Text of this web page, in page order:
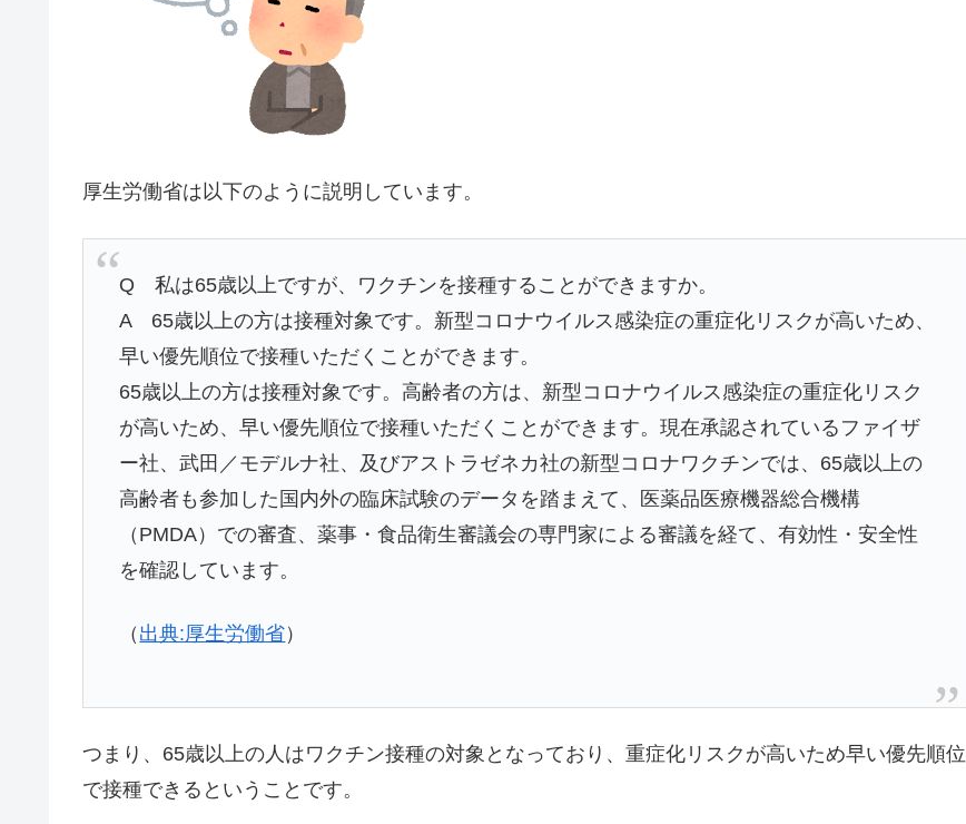
厚生労働省は以下のように説明しています。
Q 私は65歳以上ですが、ワクチンを接種することができますか。
A 65歳以上の方は接種対象です。新型コロナウイルス感染症の重症化リスクが高いため、
早い優先順位で接種いただくことができます。
65歳以上の方は接種対象です。高齢者の方は、新型コロナウイルス感染症の重症化リスク
が高いため、早い優先順位で接種いただくことができます。現在承認されているファイザ
ー社、武田／モデルナ社、及びアストラゼネカ社の新型コロナワクチンでは、65歳以上の
高齢者も参加した国内外の臨床試験のデータを踏まえて、医薬品医療機器総合機構
（PMDA）での審査、薬事・食品衛生審議会の専門家による審議を経て、有効性・安全性
を確認しています。
（ 出典:厚生労働省）
つまり、65歳以上の人はワクチン接種の対象となっており、重症化リスクが高いため早い優先順位
で接種できるということです。